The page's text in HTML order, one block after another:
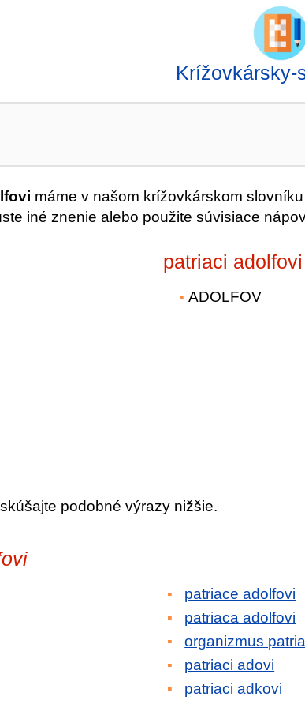
Krížovkársky-
máme v našom krížovkárskom
iné znenie alebo použite súvisiace
patriaci
ADOLFOV
podobné výrazy nižšie.
patriace adolfovi
patriaca adolfovi
organizmus
patriaci adovi
patriaci adkovi